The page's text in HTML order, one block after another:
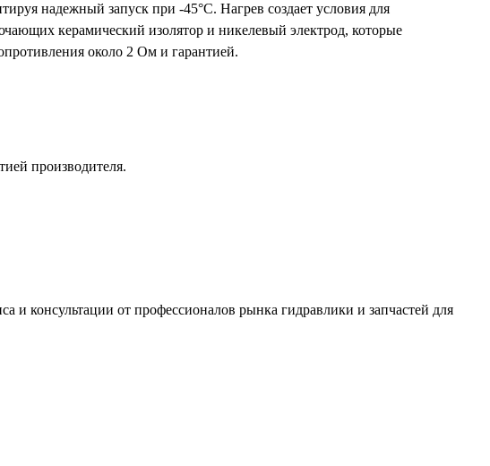
надежный запуск при -45°С. Нагрев создает условия для
керамический изолятор и никелевый электрод, которые
около 2 Ом и гарантией.
производителя.
и консультации от профессионалов рынка гидравлики и запчастей для